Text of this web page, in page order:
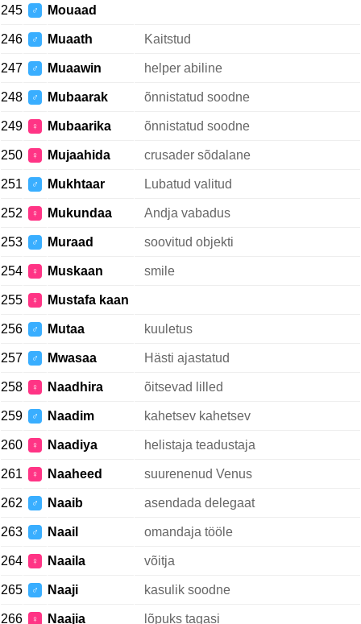
245 ♂ Mouaad
246 ♂ Muaath Kaitstud
247 ♂ Muaawin helper abiline
248 ♂ Mubaarak õnnistatud soodne
249 ♀ Mubaarika õnnistatud soodne
250 ♀ Mujaahida crusader sõdalane
251 ♂ Mukhtaar Lubatud valitud
252 ♀ Mukundaa Andja vabadus
253 ♂ Muraad soovitud objekti
254 ♀ Muskaan smile
255 ♀ Mustafa kaan
256 ♂ Mutaa kuuletus
257 ♂ Mwasaa Hästi ajastatud
258 ♀ Naadhira õitsevad lilled
259 ♂ Naadim kahetsev kahetsev
260 ♀ Naadiya helistaja teadustaja
261 ♀ Naaheed suurenenud Venus
262 ♂ Naaib asendada delegaat
263 ♂ Naail omandaja tööle
264 ♀ Naaila võitja
265 ♂ Naaji kasulik soodne
266 ♀ Naajia lõpuks tagasi